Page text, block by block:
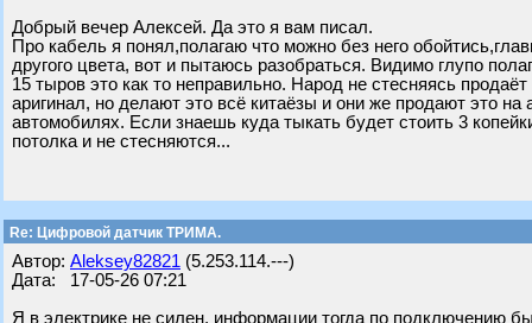
Добрый вечер Алексей. Да это я вам писал.
Про кабель я понял,полагаю что можно без него
другого цвета, вот и пытаюсь разобраться. Видимо глупо
15 тыров это как то неправильно. Народ не стесняясь
аригинал, но делают это всё китаёзы и они же продают это
автомобилях. Если знаешь куда тыкать будет стоить 3
потолка и не стесняются...
Re: Цифровой датчик ТРИМА.
Автор: Aleksey82821 (5.253.114.---)
Дата: 17-05-26 07:21
Я в электрике не силен, информации тогда по подключению